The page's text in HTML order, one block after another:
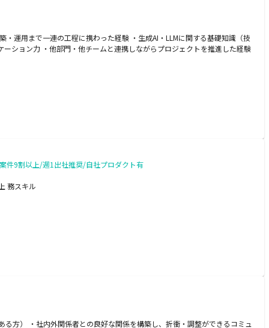
運用まで一連の工程に携わった経験 ・生成AI・LLMに関する基礎知識（技
ション力 ・他部門・他チームと連携しながらプロジェクトを推進した経験
件9割以上/週1出社推奨/自社プロダクト有
務スキル
方） ・社内外関係者との良好な関係を構築し、折衝・調整ができるコミュ